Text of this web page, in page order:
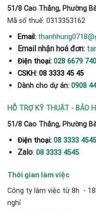
51/8 Cao Thắng, Phường
Mã số thuế: 0313353162
Email:
Email nhận hoá đơn:
Điện thoại: 028 6679
CSKH: 08 3333 45 45
Dành cho dự án: 0908
HỖ TRỢ KỸ THUẬT - BẢO
51/8 Cao Thắng, Phường
Điện thoại: 08 3333 4545
Zalo: 08 3333 4545
Thời gian làm việc
Công ty làm việc từ 8h -
nghỉ